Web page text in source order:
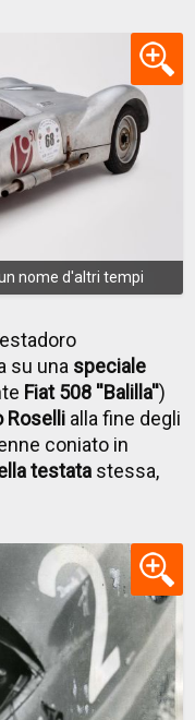
nome d'altri tempi
su una speciale
Fiat 508 ''Balilla'')
Roselli alla fine degli
coniato in
testata stessa,